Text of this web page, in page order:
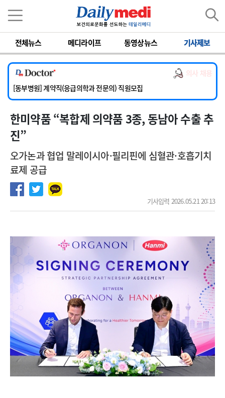
전체뉴스 메디라이프 동영상뉴스 기사제보
의사 채용
[서울아산병원] 2026년 하반기 인턴 모집
[영남대학교의료원] 마취통증의학과 임기제 임상의사 채용
[충남대학교병원] 소아청소년과(소아응급전담) 계약직 의사 공개채용
[동부병원] 계약직(응급의학과 전문의) 직원모집
[이대목동병원] 하반기 전공의(레지던트1년차) 모집
[서울아산병원] 2026년 하반기 인턴 모집
[영남대학교의료원] 마취통증의학과 임기제 임상의사 채용
한미약품 “복합제 의약품 3종, 동남아 수출 추
진”
오가논과 협업 말레이시아·필리핀에 심혈관·호흡기치
료제 공급
기사입력 2026.05.21 20:13